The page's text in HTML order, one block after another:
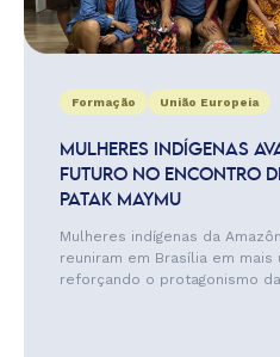
Formação União Europeia
MULHERES INDÍGENAS
FUTURO NO ENCONTRO
PATAK MAYMU
Mulheres indígenas da
reuniram em Brasília em mais
reforçando o protagonismo